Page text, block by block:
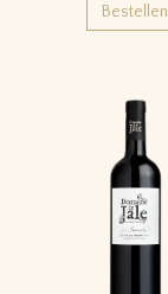
Bestellen